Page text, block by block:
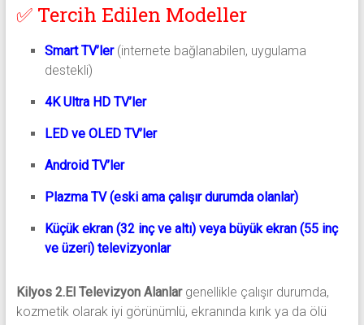
✅ Tercih Edilen Modeller
Smart TV’ler(internete bağlanabilen, uygulama
destekli)
4K Ultra HD TV’ler
LED ve OLED TV’ler
Android TV’ler
Plazma TV (eski ama çalışır durumda olanlar)
Küçük ekran (32 inç ve altı) veya büyük ekran (55 inç
ve üzeri) televizyonlar
Kilyos 2.El Televizyon Alanlargenellikle çalışır durumda,
kozmetik olarak iyi görünümlü, ekranında kırık ya da ölü